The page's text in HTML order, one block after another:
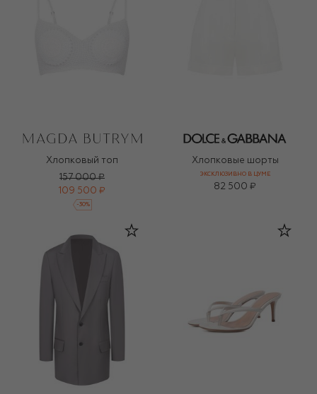
Хлопковый топ
157 000 ₽
109 500 ₽
-30%
Хлопковые шорты
ЭКСКЛЮЗИВНО В ЦУМЕ
82 500 ₽